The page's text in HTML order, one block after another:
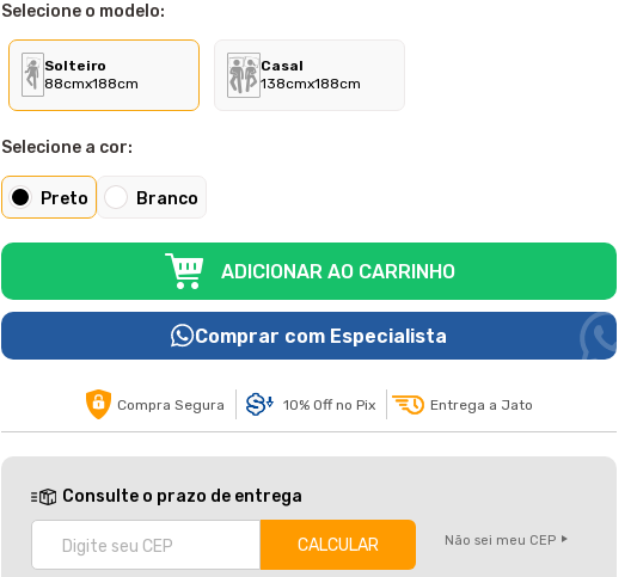
Selecione o modelo:
Solteiro
88cmx188cm
Casal
138cmx188cm
Selecione a cor:
Preto Branco
ADICIONAR AO CARRINHO
Comprar com Especialista
Compra Segura 10% Off no Pix Entrega a Jato
Consulte o prazo de entrega
Não sei meu CEP